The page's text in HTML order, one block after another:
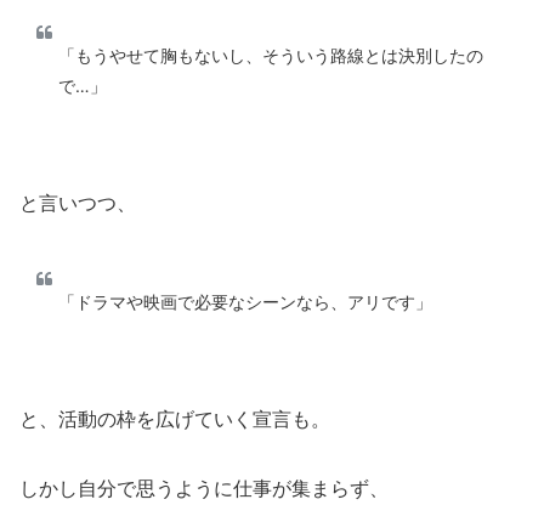
「もうやせて胸もないし、そういう路線とは決別したの
で…」
と言いつつ、
「ドラマや映画で必要なシーンなら、アリです」
と、活動の枠を広げていく宣言も。
しかし自分で思うように仕事が集まらず、